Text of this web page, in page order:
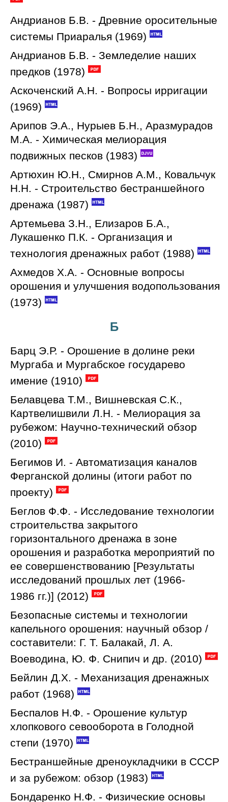
Андрианов Б.В. - Древние оросительные
системы Приаралья (1969)
Андрианов Б.В. - Земледелие наших
предков (1978)
Аскоченский А.Н. - Вопросы ирригации
(1969)
Арипов Э.А., Нурыев Б.Н., Аразмурадов
М.А. - Химическая мелиорация
подвижных песков (1983)
Артюхин Ю.Н., Смирнов А.М., Ковальчук
Н.Н. - Строительство бестраншейного
дренажа (1987)
Артемьева З.Н., Елизаров Б.А.,
Лукашенко П.К. - Организация и
технология дренажных работ (1988)
Ахмедов Х.А. - Основные вопросы
орошения и улучшения водопользования
(1973)
Б
Барц Э.Р. - Орошение в долине реки
Мургаба и Мургабское государево
имение (1910)
Белавцева Т.М., Вишневская С.К.,
Картвелишвили Л.Н. - Мелиорация за
рубежом: Научно-технический обзор
(2010)
Бегимов И. - Автоматизация каналов
Ферганской долины (итоги работ по
проекту)
Беглов Ф.Ф. - Исследование технологии
строительства закрытого
горизонтального дренажа в зоне
орошения и разработка мероприятий по
ее совершенствованию [Результаты
исследований прошлых лет (1966-
1986 гг.)] (2012)
Безопасные системы и технологии
капельного орошения: научный обзор /
составители: Г. Т. Балакай, Л. А.
Воеводина, Ю. Ф. Снипич и др. (2010)
Бейлин Д.Х. - Механизация дренажных
работ (1968)
Беспалов Н.Ф. - Орошение культур
хлопкового севооборота в Голодной
степи (1970)
Бестраншейные дреноукладчики в СССР
и за рубежом: обзор (1983)
Бондаренко Н.Ф. - Физические основы